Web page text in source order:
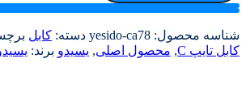
شناسه محصول: yesido-ca78 دسته: کابل
کابل تایپ C
, محصول اصلی, یسیدو برند: